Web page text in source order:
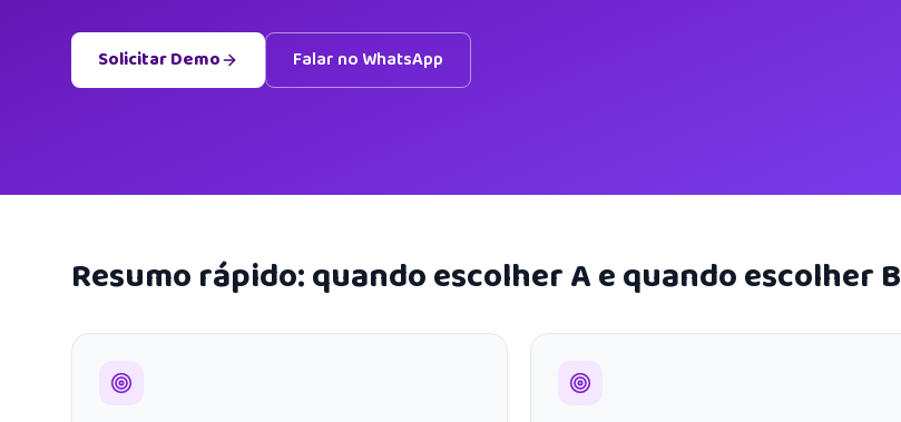
Solicitar Demo Falar no WhatsApp
Resumo rápido: quando escolher A e quando escolher B